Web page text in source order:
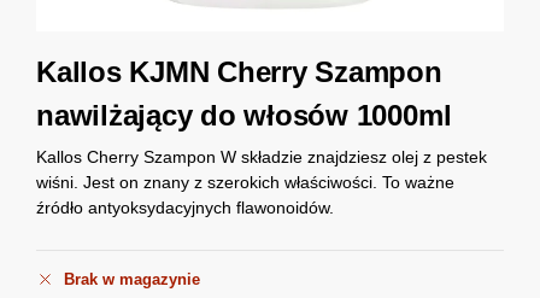
Kallos KJMN Cherry Szampon
nawilżający do włosów 1000ml
Kallos Cherry Szampon W składzie znajdziesz olej z pestek
wiśni. Jest on znany z szerokich właściwości. To ważne
źródło antyoksydacyjnych flawonoidów.
Brak w magazynie